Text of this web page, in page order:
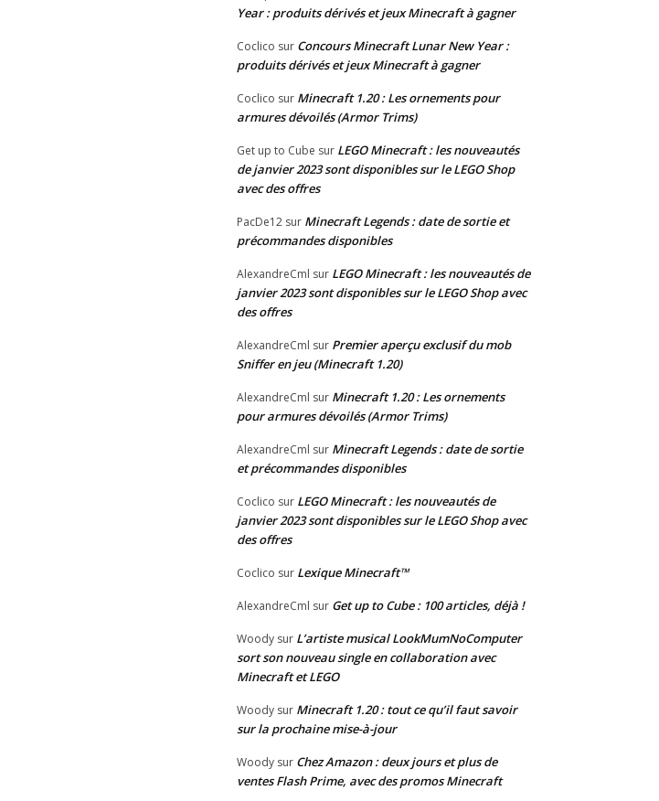
Year : produits dérivés et jeux Minecraft à gagner
Coclico sur Concours Minecraft Lunar New Year :
produits dérivés et jeux Minecraft à gagner
Coclico sur Minecraft 1.20 : Les ornements pour
armures dévoilés (Armor Trims)
Get up to Cube sur LEGO Minecraft : les nouveautés
de janvier 2023 sont disponibles sur le LEGO Shop
avec des offres
PacDe12 sur Minecraft Legends : date de sortie et
précommandes disponibles
AlexandreCml sur LEGO Minecraft : les nouveautés de
janvier 2023 sont disponibles sur le LEGO Shop avec
des offres
AlexandreCml sur Premier aperçu exclusif du mob
Sniffer en jeu (Minecraft 1.20)
AlexandreCml sur Minecraft 1.20 : Les ornements
pour armures dévoilés (Armor Trims)
AlexandreCml sur Minecraft Legends : date de sortie
et précommandes disponibles
Coclico sur LEGO Minecraft : les nouveautés de
janvier 2023 sont disponibles sur le LEGO Shop avec
des offres
Coclico sur Lexique Minecraft™
AlexandreCml sur Get up to Cube : 100 articles, déjà !
Woody sur L’artiste musical LookMumNoComputer
sort son nouveau single en collaboration avec
Minecraft et LEGO
Woody sur Minecraft 1.20 : tout ce qu’il faut savoir
sur la prochaine mise-à-jour
Woody sur Chez Amazon : deux jours et plus de
ventes Flash Prime, avec des promos Minecraft